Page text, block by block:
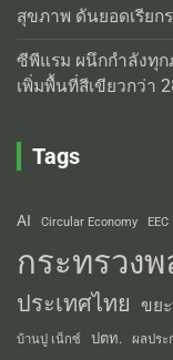
สุขภาพ ดันยอดเรียก
ซีพีแรม ผนึกกำลังทุก
เพิ่มพื้นที่สีเขียวกว่า
Tags
AI Circular Economy EEC
กระทรวง
ประเทศไทย
ขย
บ้านปู เน็กซ์ ปตท. ผลประ